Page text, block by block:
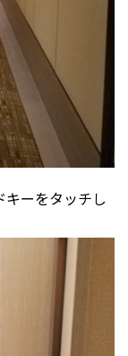
ーをタッチし